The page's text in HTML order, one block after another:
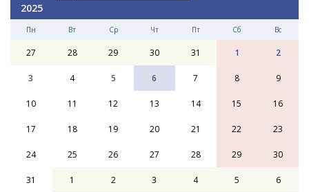
2025
Пн Вт Ср Чт Пт Сб Вс
27 28 29 30 31 1 2
3 4 5 6 7 8 9
10 11 12 13 14 15 16
17 18 19 20 21 22 23
24 25 26 27 28 29 30
31 1 2 3 4 5 6